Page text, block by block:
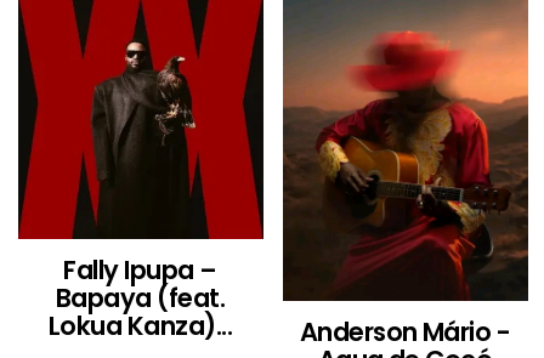
Fally Ipupa –
Bapaya (feat.
Lokua Kanza)... Anderson Mário -